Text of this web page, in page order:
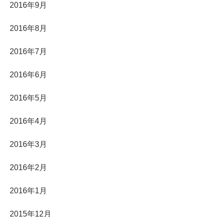
2016年9月
2016年8月
2016年7月
2016年6月
2016年5月
2016年4月
2016年3月
2016年2月
2016年1月
2015年12月